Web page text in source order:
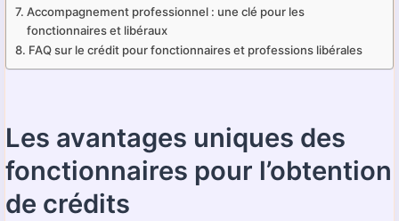
Accompagnement professionnel : une clé pour les
fonctionnaires et libéraux
FAQ sur le crédit pour fonctionnaires et professions libérales
Les avantages uniques des
fonctionnaires pour l’obtention
de crédits